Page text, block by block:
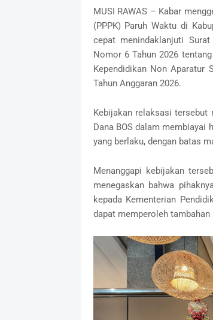
‎MUSI RAWAS – Kabar
(PPPK) Paruh Waktu di
cepat menindaklanjuti
Nomor 6 Tahun 2026
Kependidikan Non Aparatur
Tahun Anggaran 2026.
‎Kebijakan relaksasi tersebut
Dana BOS dalam membiayai
yang berlaku, dengan batas
‎Menanggapi kebijakan
menegaskan bahwa
kepada Kementerian
dapat memperoleh